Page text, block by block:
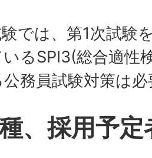
では、第1次試験
いるSPI3(総合適性
務員試験対策は
、採用予